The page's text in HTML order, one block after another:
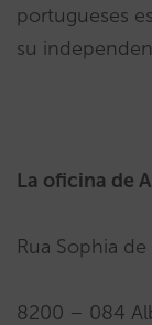
portugueses
su
La oficina de
Rua Sophia
8200 – 084